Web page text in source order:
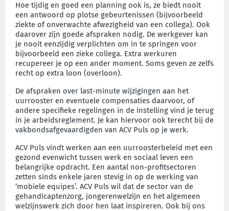
Hoe tijdig en goed een planning ook is, ze biedt nooit
een antwoord op plotse gebeurtenissen (bijvoorbeeld
ziekte of onverwachte afwezigheid van een collega). Ook
daarover zijn goede afspraken nodig. De werkgever kan
je nooit eenzijdig verplichten om in te springen voor
bijvoorbeeld een zieke collega. Extra werkuren
recupereer je op een ander moment. Soms geven ze zelfs
recht op extra loon (overloon).
De afspraken over last-minute wijzigingen aan het
uurrooster en eventuele compensaties daarvoor, of
andere specifieke regelingen in de instelling vind je terug
in je arbeidsreglement. Je kan hiervoor ook terecht bij de
vakbondsafgevaardigden van ACV Puls op je werk.
ACV Puls vindt werken aan een uurroosterbeleid met een
gezond evenwicht tussen werk en sociaal leven een
belangrijke opdracht. Een aantal non-profitsectoren
zetten sinds enkele jaren stevig in op de werking van
‘mobiele equipes’. ACV Puls wil dat de sector van de
gehandicaptenzorg, jongerenwelzijn en het algemeen
welzijnswerk zich door hen laat inspireren. Ook bij ons